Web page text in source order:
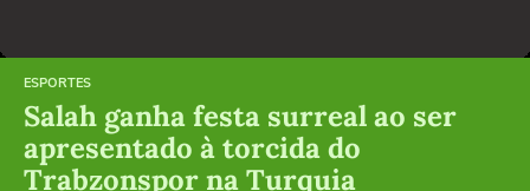
ESPORTES
Salah ganha festa surreal ao ser
apresentado à torcida do
Trabzonspor na Turquia